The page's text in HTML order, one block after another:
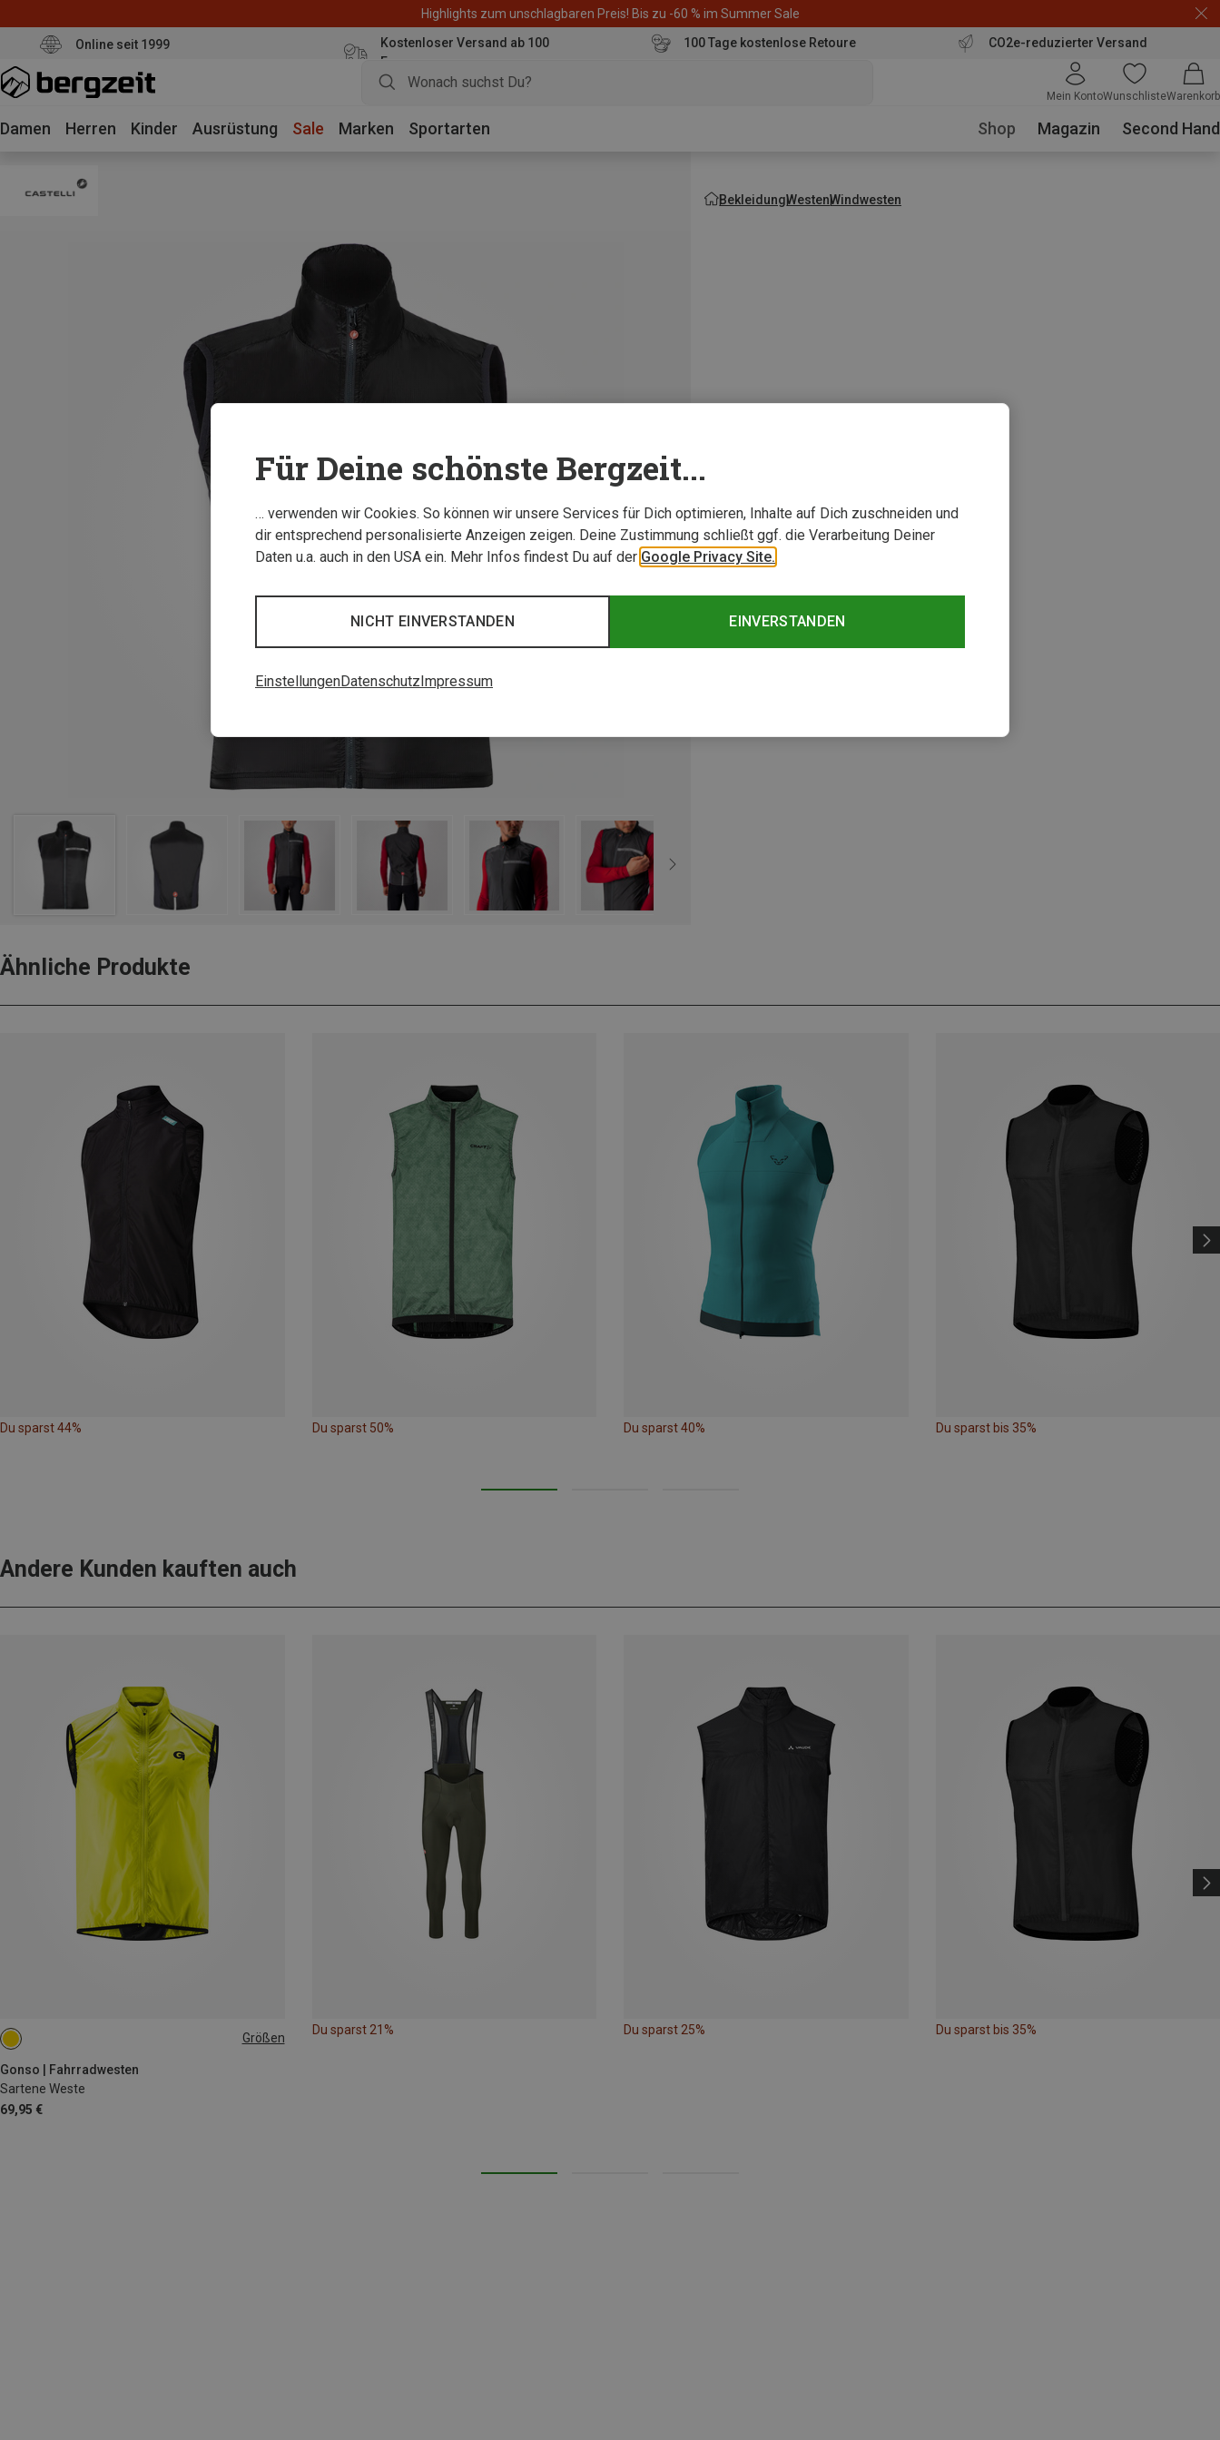
Highlights zum unschlagbaren Preis! Bis zu -60 % im Summer Sale
Online seit 1999
Kostenloser Versand ab 100
Euro
100 Tage kostenlose Retoure CO2e-reduzierter Versand
Mein KontoWunschlisteWarenkorb
Damen Herren Kinder Ausrüstung Sale Marken Sportarten Shop Magazin Second Hand
BekleidungWestenWindwesten
Ähnliche Produkte
Du sparst 44% Du sparst 50% Du sparst 40% Du sparst bis 35%
Andere Kunden kauften auch
Größen
Gonso | Fahrradwesten
Sartene Weste
69,95 €
L
Du sparst 21% Du sparst 25% Du sparst bis 35%
Für Deine schönste Bergzeit...
… verwenden wir Cookies. So können wir unsere Services für Dich optimieren, Inhalte auf Dich zuschneiden und
dir entsprechend personalisierte Anzeigen zeigen. Deine Zustimmung schließt ggf. die Verarbeitung Deiner
Daten u.a. auch in den USA ein. Mehr Infos findest Du auf der Google Privacy Site.
EINVERSTANDEN
NICHT EINVERSTANDEN
EinstellungenDatenschutzImpressum